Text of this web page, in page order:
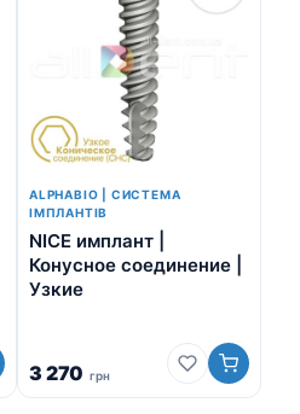
ALPHABIO | СИСТЕМА
ІМПЛАНТІВ
NICE имплант |
Конусное соединение |
Узкие
3 270 грн